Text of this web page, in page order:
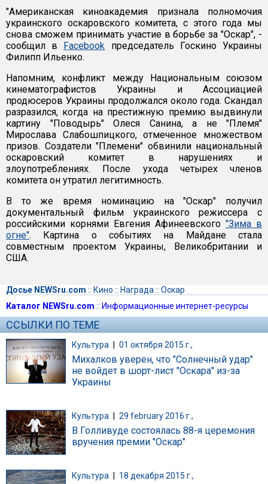
"Американская киноакадемия признала полномочия
украинского оскаровского комитета, с этого года мы
снова сможем принимать участие в борьбе за "Оскар", -
сообщил в Facebook председатель Госкино Украины
Филипп Ильенко.
Напомним, конфликт между Национальным союзом
кинематографистов Украины и Ассоциацией
продюсеров Украины продолжался около года. Скандал
разразился, когда на престижную премию выдвинули
картину "Поводырь" Олеся Санина, а не "Племя"
Мирослава Слабошпицкого, отмеченное множеством
призов. Создатели "Племени" обвинили национальный
оскаровский комитет в нарушениях и
злоупотреблениях. После ухода четырех членов
комитета он утратил легитимность.
В то же время номинацию на "Оскар" получил
документальный фильм украинского режиссера с
российскими корнями Евгения Афинеевского "Зима в
огне". Картина о событиях на Майдане стала
совместным проектом Украины, Великобритании и
США.
Досье NEWSru.com :: Кино :: Награда :: Оскар
Каталог NEWSru.com :: Информационные интернет-ресурсы
ССЫЛКИ ПО ТЕМЕ
Культура | 01 октября 2015 г.,
Михалков уверен, что "Солнечный удар"
не войдет в шорт-лист "Оскара" из-за
Украины
Культура 29 february 2016 г.,
В Голливуде состоялась 88-я церемония
вручения премии "Оскар"
Культура 18 декабря 2015 г.,